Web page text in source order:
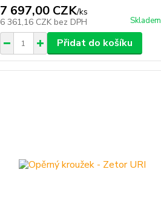
7 697,00 CZK/ks
6 361,16 CZK bez DPH Skladem
Přidat do košíku